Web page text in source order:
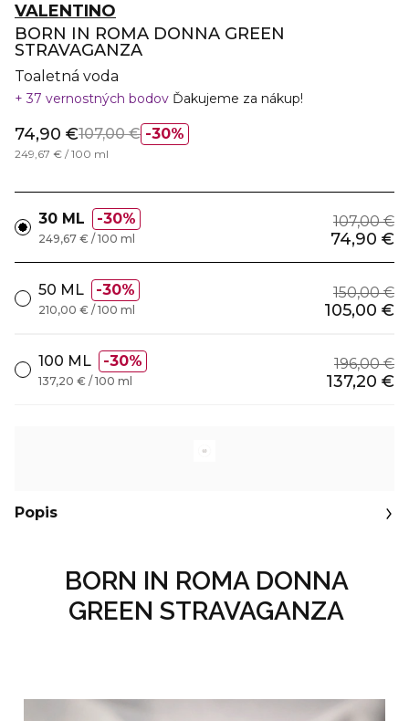
VALENTINO
BORN IN ROMA DONNA GREEN
STRAVAGANZA
Toaletná voda
37 vernostných bodov Ďakujeme za nákup!
30%
74,90 €107,00 €
249,67 € / 100 ml
30 ML 30% 107,00 €
74,90 €
249,67 € / 100 ml
50 ML 30% 150,00 €
105,00 €
210,00 € / 100 ml
100 ML 30% 196,00 €
137,20 €
137,20 € / 100 ml
Popis
BORN IN ROMA DONNA
GREEN STRAVAGANZA